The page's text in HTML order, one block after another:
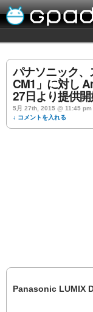
パナソニック
CM1」に対し
27日より提供
5月 27th, 2015 @ 11:45 pm
↓ コメントを入れる
Panasonic LUMIX